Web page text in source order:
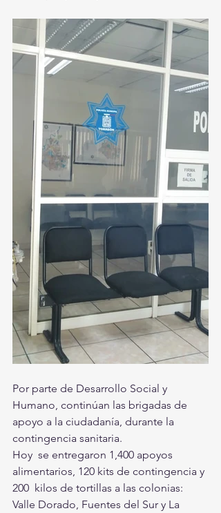
Por parte de Desarrollo Social y
Humano, continúan las brigadas de
apoyo a la ciudadanía, durante la
contingencia sanitaria.
Hoy  se entregaron 1,400 apoyos
alimentarios, 120 kits de contingencia y
200  kilos de tortillas a las colonias:
Valle Dorado, Fuentes del Sur y La